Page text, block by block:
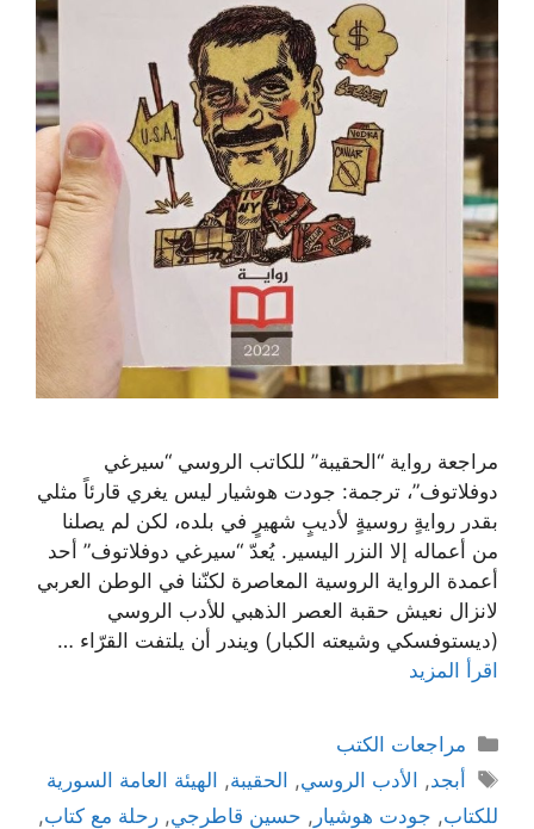
مراجعة رواية “الحقيبة” للكاتب الروسي “سيرغي
دوفلاتوف”، ترجمة: جودت هوشيار ليس يغري قارئاً مثلي
بقدر روايةٍ روسيةٍ لأديبٍ شهيرٍ في بلده، لكن لم يصلنا
من أعماله إلا النزر اليسير. يُعدّ “سيرغي دوفلاتوف” أحد
أعمدة الرواية الروسية المعاصرة لكنّنا في الوطن العربي
لانزال نعيش حقبة العصر الذهبي للأدب الروسي
(ديستوفسكي وشيعته الكبار) ويندر أن يلتفت القرّاء …
اقرأ المزيد
التصنيفات
مراجعات الكتب
الوسوم
أبجد, الأدب الروسي, الحقيبة, الهيئة العامة السورية
للكتاب, جودت هوشيار , حسين قاطرجي, رحلة مع كتاب,